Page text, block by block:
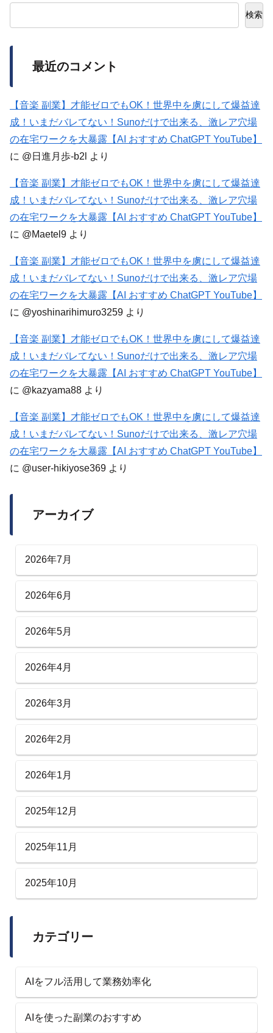
検索
最近のコメント
【音楽 副業】才能ゼロでもOK！世界中を虜にして爆益達
成！いまだバレてない！Sunoだけで出来る、激レア穴場
の在宅ワークを大暴露【AI おすすめ ChatGPT YouTube】
に @日進月歩-b2l より
【音楽 副業】才能ゼロでもOK！世界中を虜にして爆益達
成！いまだバレてない！Sunoだけで出来る、激レア穴場
の在宅ワークを大暴露【AI おすすめ ChatGPT YouTube】
に @Maetel9 より
【音楽 副業】才能ゼロでもOK！世界中を虜にして爆益達
成！いまだバレてない！Sunoだけで出来る、激レア穴場
の在宅ワークを大暴露【AI おすすめ ChatGPT YouTube】
に @yoshinarihimuro3259 より
【音楽 副業】才能ゼロでもOK！世界中を虜にして爆益達
成！いまだバレてない！Sunoだけで出来る、激レア穴場
の在宅ワークを大暴露【AI おすすめ ChatGPT YouTube】
に @kazyama88 より
【音楽 副業】才能ゼロでもOK！世界中を虜にして爆益達
成！いまだバレてない！Sunoだけで出来る、激レア穴場
の在宅ワークを大暴露【AI おすすめ ChatGPT YouTube】
に @user-hikiyose369 より
アーカイブ
2026年7月
2026年6月
2026年5月
2026年4月
2026年3月
2026年2月
2026年1月
2025年12月
2025年11月
2025年10月
カテゴリー
AIをフル活用して業務効率化
AIを使った副業のおすすめ